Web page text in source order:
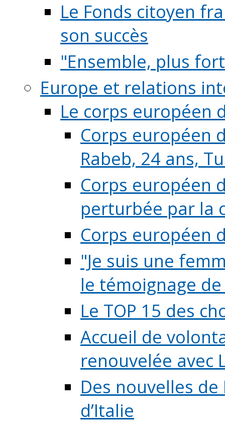
Le Fonds citoyen
son succès
"Ensemble, plus
Europe et relations
Le corps européen
Corps européen
Rabeb, 24 ans,
Corps européen
perturbée par la
Corps européen
"Je suis une
le témoignage de
Le TOP 15 des
Accueil de
renouvelée avec
Des nouvelles
d’Italie